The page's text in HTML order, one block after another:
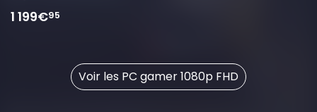
1 199€95
Voir les PC gamer 1080p FHD